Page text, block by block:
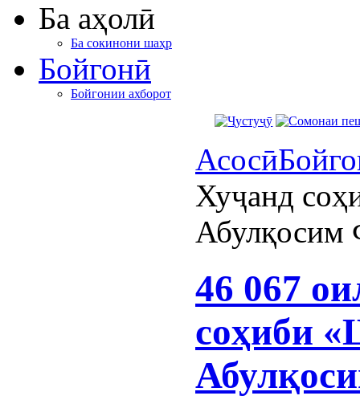
Ба аҳолӣ
Ба сокинони шаҳр
Бойгонӣ
Бойгонии ахборот
Асосӣ
Хуҷанд
Абулқосим
46 067
соҳиби